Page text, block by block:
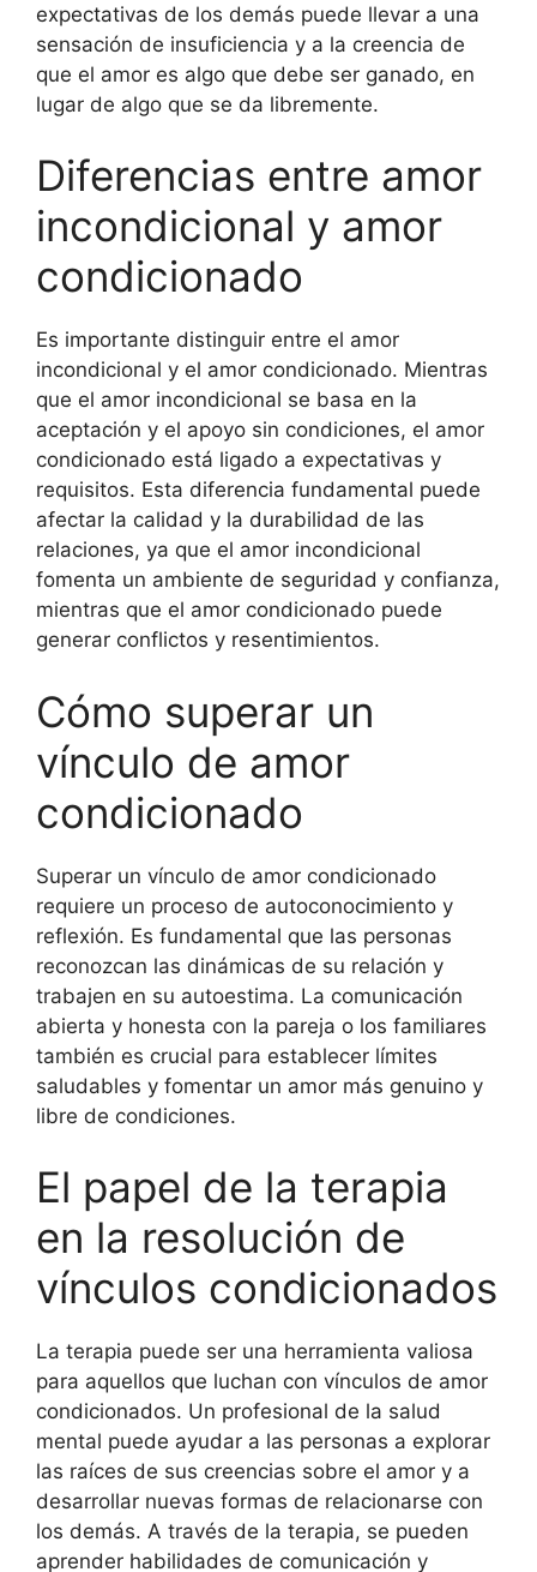
expectativas de los demás puede llevar a una
sensación de insuficiencia y a la creencia de
que el amor es algo que debe ser ganado, en
lugar de algo que se da libremente.
Diferencias entre amor
incondicional y amor
condicionado
Es importante distinguir entre el amor
incondicional y el amor condicionado. Mientras
que el amor incondicional se basa en la
aceptación y el apoyo sin condiciones, el amor
condicionado está ligado a expectativas y
requisitos. Esta diferencia fundamental puede
afectar la calidad y la durabilidad de las
relaciones, ya que el amor incondicional
fomenta un ambiente de seguridad y confianza,
mientras que el amor condicionado puede
generar conflictos y resentimientos.
Cómo superar un
vínculo de amor
condicionado
Superar un vínculo de amor condicionado
requiere un proceso de autoconocimiento y
reflexión. Es fundamental que las personas
reconozcan las dinámicas de su relación y
trabajen en su autoestima. La comunicación
abierta y honesta con la pareja o los familiares
también es crucial para establecer límites
saludables y fomentar un amor más genuino y
libre de condiciones.
El papel de la terapia
en la resolución de
vínculos condicionados
La terapia puede ser una herramienta valiosa
para aquellos que luchan con vínculos de amor
condicionados. Un profesional de la salud
mental puede ayudar a las personas a explorar
las raíces de sus creencias sobre el amor y a
desarrollar nuevas formas de relacionarse con
los demás. A través de la terapia, se pueden
aprender habilidades de comunicación y